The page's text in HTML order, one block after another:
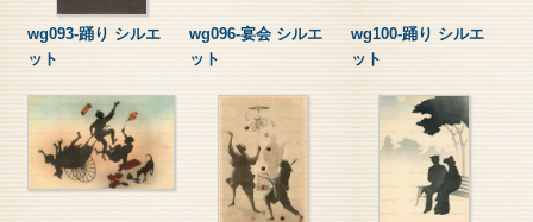
wg093-踊り シルエ
ット
wg096-宴会 シルエ
ット
wg100-踊り シルエ
ット